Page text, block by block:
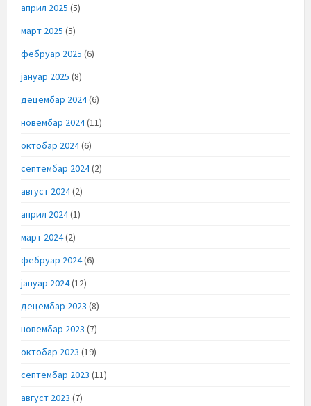
април 2025 (5)
март 2025 (5)
фебруар 2025 (6)
јануар 2025 (8)
децембар 2024(6)
новембар 2024(11)
октобар 2024(6)
септембар 2024(2)
август 2024(2)
април 2024(1)
март 2024(2)
фебруар 2024(6)
јануар 2024(12)
децембар 2023 (8)
новембар 2023 (7)
октобар 2023 (19)
септембар 2023 (11)
август 2023 (7)